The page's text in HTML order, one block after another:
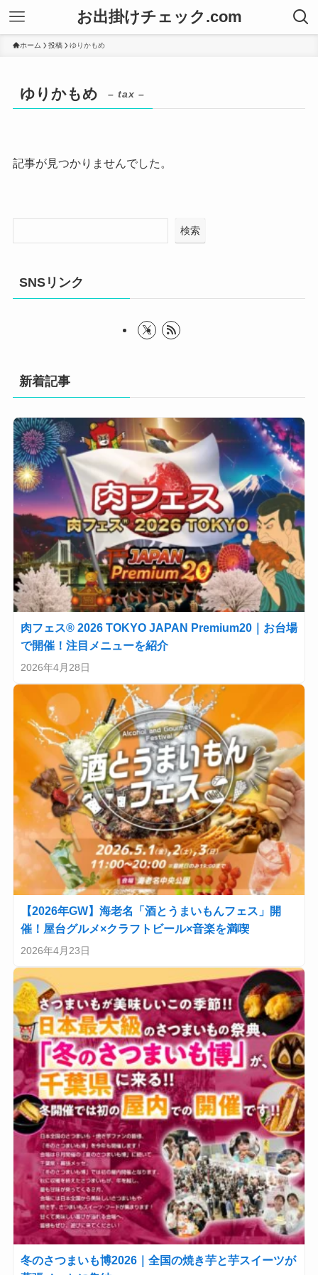
お出掛けチェック.com
ホーム 投稿 ゆりかもめ
ゆりかもめ – tax –
記事が見つかりませんでした。
検索
SNSリンク
新着記事
肉フェス® 2026 TOKYO JAPAN Premium20｜お台場
で開催！注目メニューを紹介
2026年4月28日
【2026年GW】海老名「酒とうまいもんフェス」開
催！屋台グルメ×クラフトビール×音楽を満喫
2026年4月23日
冬のさつまいも博2026｜全国の焼き芋と芋スイーツが